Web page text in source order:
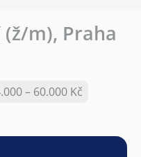
m), Praha
– 60.000 Kč